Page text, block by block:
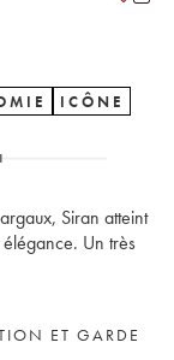
ICÔNE
Siran atteint
Un très
ET GARDE